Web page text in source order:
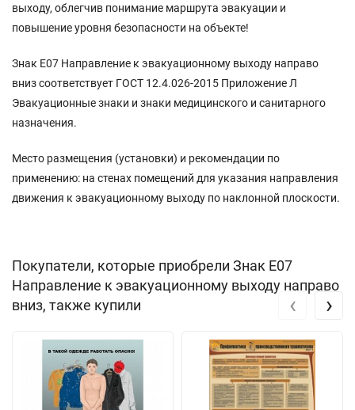
выходу, облегчив понимание маршрута эвакуации и
повышение уровня безопасности на объекте!
Знак E07 Направление к эвакуационному выходу направо
вниз соответствует ГОСТ 12.4.026-2015 Приложение Л
Эвакуационные знаки и знаки медицинского и санитарного
назначения.
Место размещения (установки) и рекомендации по
применению: на стенах помещений для указания направления
движения к эвакуационному выходу по наклонной плоскости.
Покупатели, которые приобрели Знак E07
Направление к эвакуационному выходу направо
вниз, также купили
‹ ›